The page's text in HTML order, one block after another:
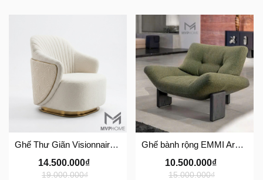
Ghế Thư Giãn Visionnaire Adele Armchair SFD11
14.500.000₫
19.000.000₫
Ghế bành rộng EMMI Armchair
10.500.000₫
15.000.000₫